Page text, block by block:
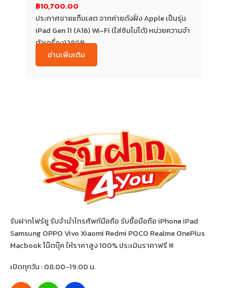
฿10,700.00
ประกาศขายแท็บเลต จากค่ายดังฝั่ง Apple เป็นรุ่น
iPad Gen 11 (A16) Wi-Fi (ใส่ซิมไม่ได้) หน่วยความจำ
ตัวเครื่อง128GB...
อ่านเพิ่มเติม
รับฝากโฟร์ยู รับจำนำโทรศัพท์มือถือ รับซื้อมือถือ iPhone iPad
Samsung OPPO Vivo Xiaomi Redmi POCO Realme OnePlus
Macbook โน๊ตบุ๊ค ให้ราคาสูง 100% ประเมินราคาฟรี !!!
เปิดทุกวัน : 08.00-19.00 น.